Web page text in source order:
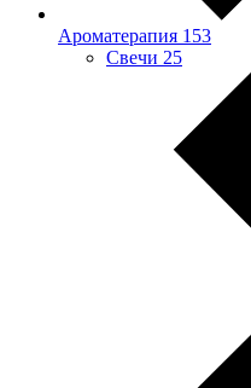
Ароматерапия 153
Свечи 25